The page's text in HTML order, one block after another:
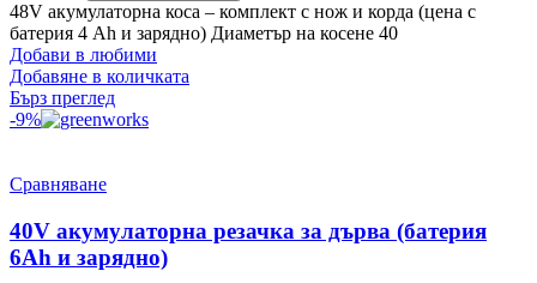
48V акумулаторна коса – комплект с нож и корда (цена с
батерия 4 Ah и зарядно) Диаметър на косене 40
Добави в любими
Добавяне в количката
Бърз преглед
-9%
Сравняване
40V акумулаторна резачка за дърва (батерия
6Аh и зарядно)